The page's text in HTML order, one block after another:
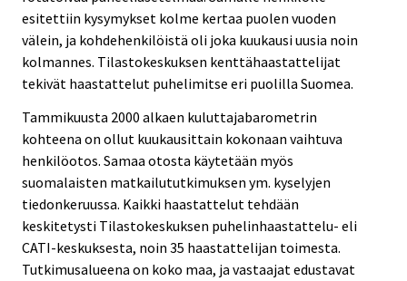
esitettiin kysymykset kolme kertaa puolen vuoden
välein, ja kohdehenkilöistä oli joka kuukausi uusia noin
kolmannes. Tilastokeskuksen kenttähaastattelijat
tekivät haastattelut puhelimitse eri puolilla Suomea.
Tammikuusta 2000 alkaen kuluttajabarometrin
kohteena on ollut kuukausittain kokonaan vaihtuva
henkilöotos. Samaa otosta käytetään myös
suomalaisten matkailututkimuksen ym. kyselyjen
tiedonkeruussa. Kaikki haastattelut tehdään
keskitetysti Tilastokeskuksen puhelinhaastattelu- eli
CATI-keskuksesta, noin 35 haastattelijan toimesta.
Tutkimusalueena on koko maa, ja vastaajat edustavat